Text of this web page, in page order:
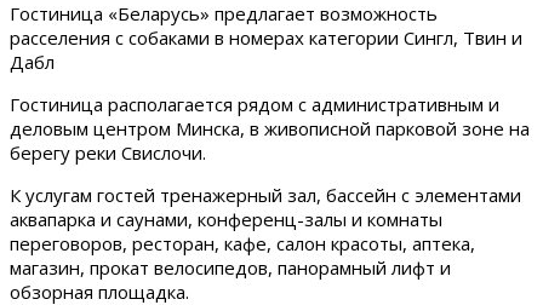
Гостиница «Беларусь» предлагает возможность
расселения с собаками в номерах категории Сингл, Твин и
Дабл
Гостиница располагается рядом с административным и
деловым центром Минска, в живописной парковой зоне на
берегу реки Свислочи.
К услугам гостей тренажерный зал, бассейн с элементами
аквапарка и саунами, конференц-залы и комнаты
переговоров, ресторан, кафе, салон красоты, аптека,
магазин, прокат велосипедов, панорамный лифт и
обзорная площадка.